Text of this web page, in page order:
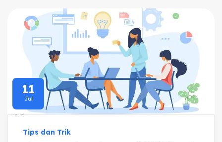
11
Jul
Tips dan Trik